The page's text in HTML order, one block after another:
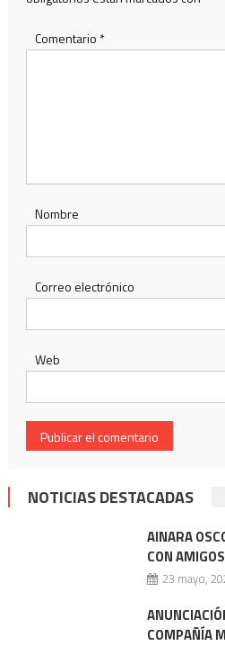
Comentario *
Nombre
Correo electrónico
Web
NOTICIAS DESTACADAS
AINARA
CON
23 mayo,
COMPAÑÍA